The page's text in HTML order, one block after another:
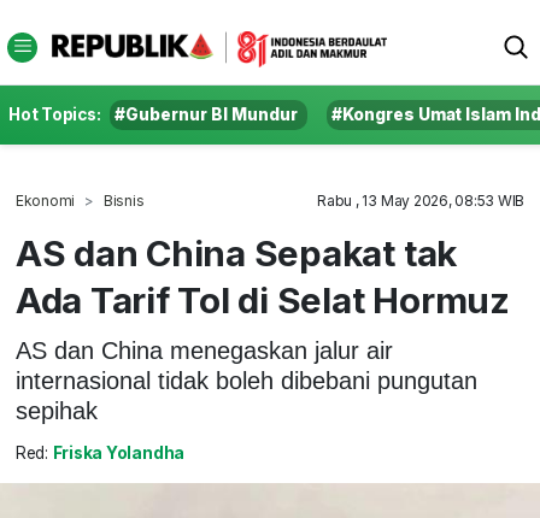
Hot Topics: #Gubernur BI Mundur #Kongres Umat Islam
Ekonomi Bisnis Rabu , 13 May 2026, 08:53 WIB
AS dan China Sepakat tak
Ada Tarif Tol di Selat Hormuz
AS dan China menegaskan jalur air
internasional tidak boleh dibebani pungutan
sepihak
Red: Friska Yolandha